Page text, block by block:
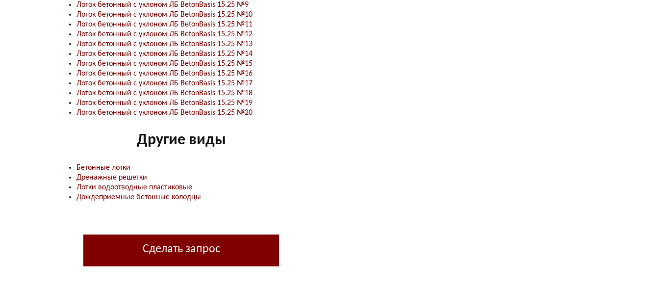
Лоток бетонный с уклоном ЛБ BetonBasis 15.25 №9
Лоток бетонный с уклоном ЛБ BetonBasis 15.25 №10
Лоток бетонный с уклоном ЛБ BetonBasis 15.25 №11
Лоток бетонный с уклоном ЛБ BetonBasis 15.25 №12
Лоток бетонный с уклоном ЛБ BetonBasis 15.25 №13
Лоток бетонный с уклоном ЛБ BetonBasis 15.25 №14
Лоток бетонный с уклоном ЛБ BetonBasis 15.25 №15
Лоток бетонный с уклоном ЛБ BetonBasis 15.25 №16
Лоток бетонный с уклоном ЛБ BetonBasis 15.25 №17
Лоток бетонный с уклоном ЛБ BetonBasis 15.25 №18
Лоток бетонный с уклоном ЛБ BetonBasis 15.25 №19
Лоток бетонный с уклоном ЛБ BetonBasis 15.25 №20
Другие виды
Бетонные лотки
Дренажные решетки
Лотки водоотводные пластиковые
Дождеприемные бетонные колодцы
Сделать запрос